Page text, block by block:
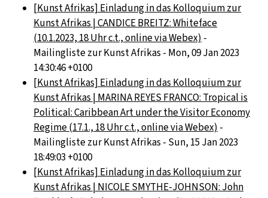
[Kunst Afrikas] Einladung in das Kolloquium zur
Kunst Afrikas | CANDICE BREITZ: Whiteface
(10.1.2023, 18 Uhr c.t., online via Webex) -
Mailingliste zur Kunst Afrikas - Mon, 09 Jan 2023
14:30:46 +0100
[Kunst Afrikas] Einladung in das Kolloquium zur
Kunst Afrikas | MARINA REYES FRANCO: Tropical is
Political: Caribbean Art under the Visitor Economy
Regime (17.1., 18 Uhr c.t., online via Webex) -
Mailingliste zur Kunst Afrikas - Sun, 15 Jan 2023
18:49:03 +0100
[Kunst Afrikas] Einladung in das Kolloquium zur
Kunst Afrikas | NICOLE SMYTHE-JOHNSON: John